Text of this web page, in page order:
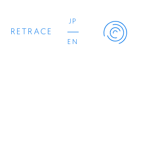
RETRACE
JP
EN